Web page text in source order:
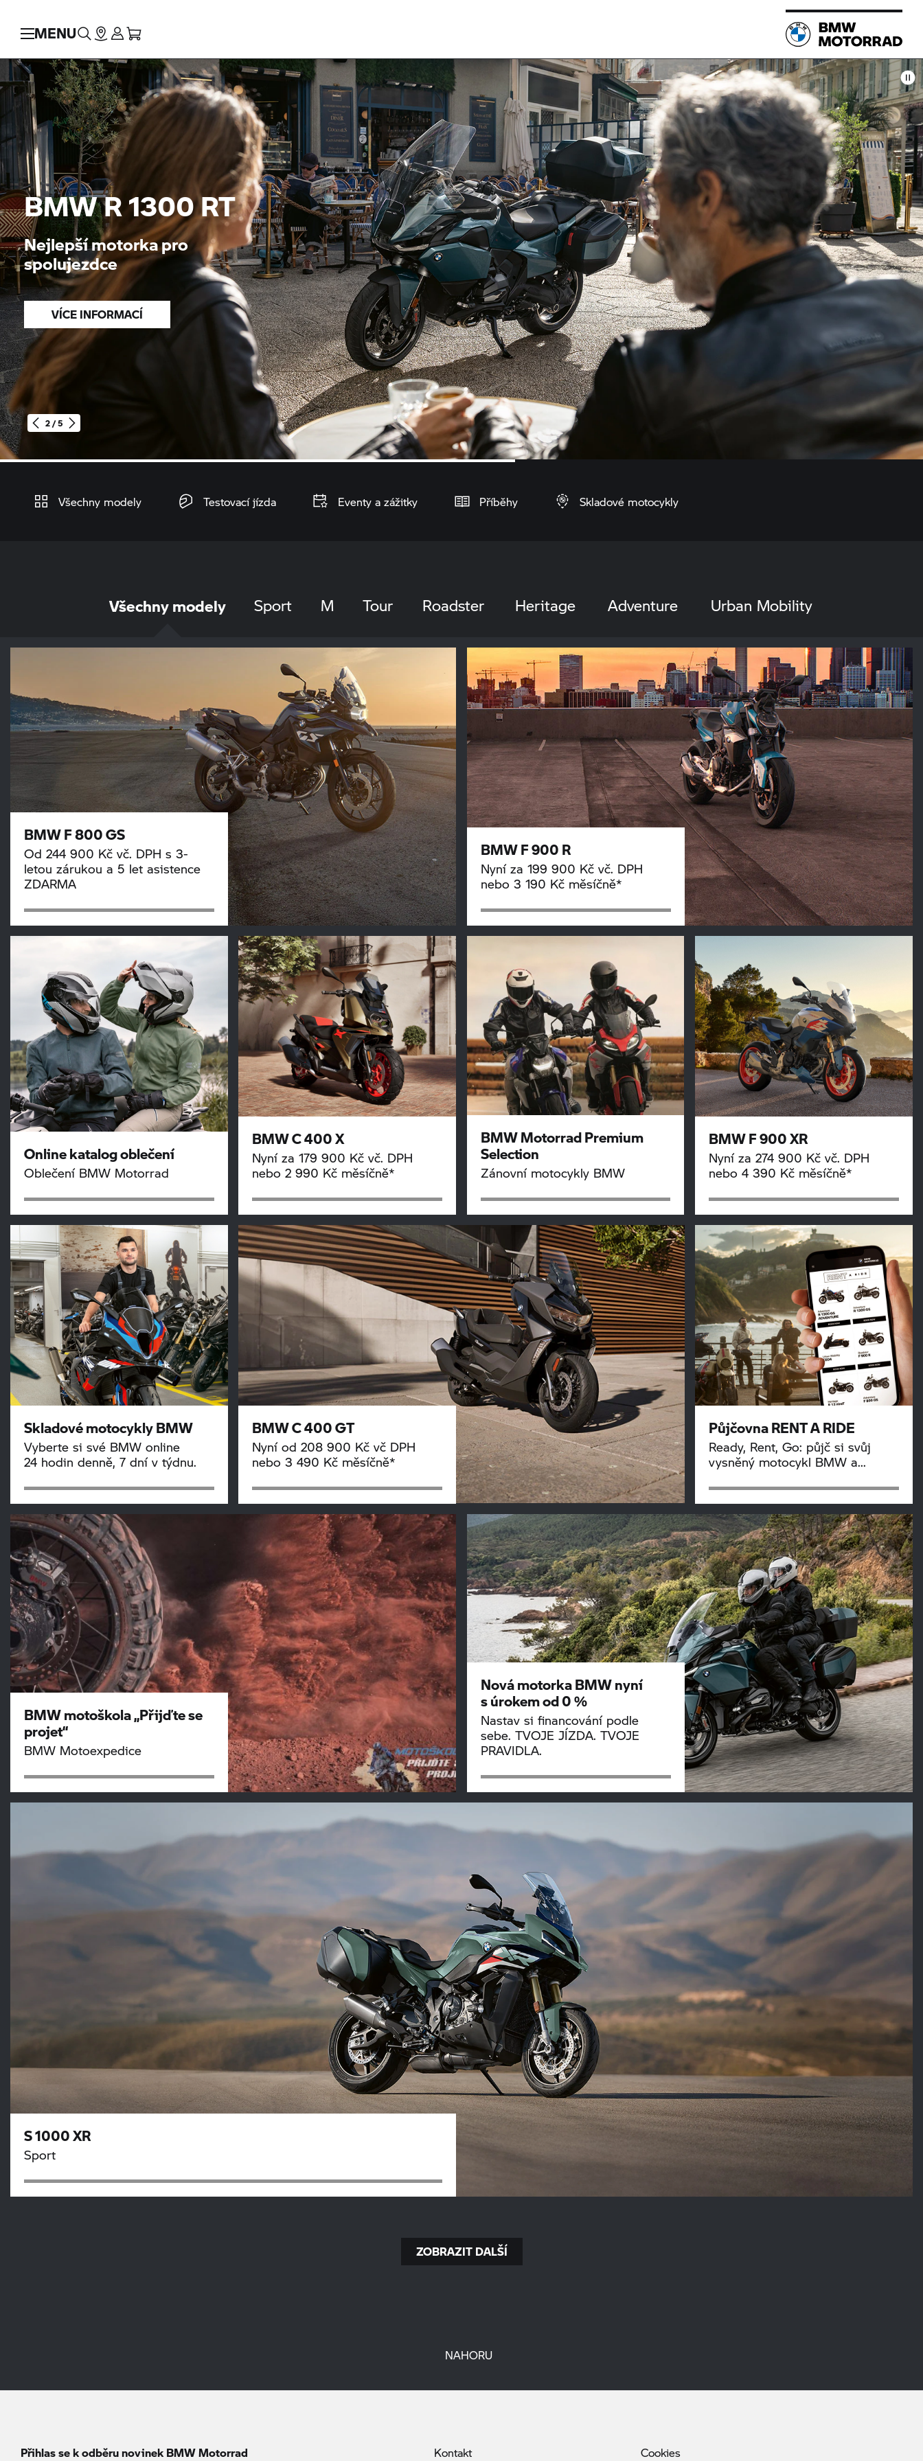
MENU
Domů
2 / 5
BMW R 1300 RT
Nejlepší motorka pro
spolujezdce
VÍCE INFORMACÍ
Všechny modely Testovací jízda Eventy a zážitky Příběhy Skladové motocykly
Všechny modely Sport M Tour Roadster Heritage Adventure Urban Mobility
BMWF 800 GS
Od 244 900 Kč vč. DPH s 3-
letou zárukou a 5 let asistence
ZDARMA
BMWF 900 R
Nyní za 199 900 Kč vč. DPH
nebo 3 190 Kč měsíčně*
Online katalog oblečení
Oblečení BMW Motorrad
BMWC 400 X
Nyní za 179 900 Kč vč. DPH
nebo 2 990 Kč měsíčně*
BMW MotorradPremium
Selection
Zánovní motocykly BMW
BMWF 900 XR
Nyní za 274 900 Kč vč. DPH
nebo 4 390 Kč měsíčně*
Skladové motocykly BMW
Vyberte si své BMW online
24 hodin denně, 7 dní v týdnu.
BMWC 400 GT
Nyní od 208 900 Kč vč DPH
nebo 3 490 Kč měsíčně*
PůjčovnaRENT A RIDE
Ready, Rent, Go: půjč si svůj
vysněný motocykl BMW a...
BMW motoškola „Přijďte se
projet“
BMW Motoexpedice
Nová motorka BMW nyní
s úrokem od 0 %
Nastav si financování podle
sebe. TVOJE JÍZDA. TVOJE
PRAVIDLA.
S 1000 XR
Sport
ZOBRAZIT DALŠÍ
NAHORU
Přihlas se k odběru novinek BMW Motorrad
Kontakt
Cookies